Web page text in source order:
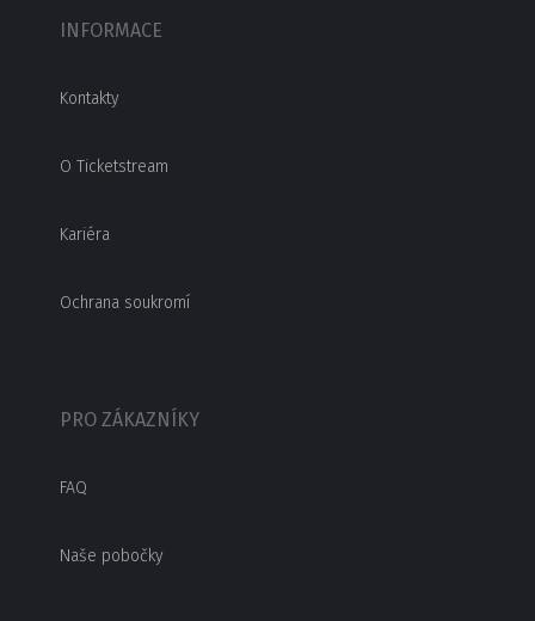
INFORMACE
Kontakty
O Ticketstream
Kariéra
Ochrana soukromí
PRO ZÁKAZNÍKY
FAQ
Naše pobočky